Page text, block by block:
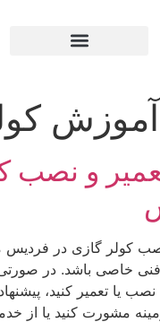
آموزش
و نصب
کولر گازی در فردیس
خاصی باشد. در صورتی
یا تعمیر کنید،
مشورت کنید یا از